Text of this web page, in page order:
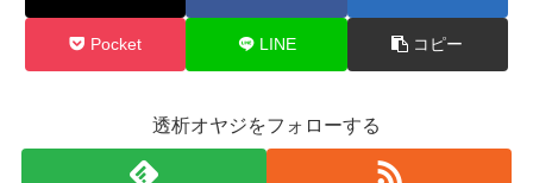
Pocket LINE コピー
透析オヤジをフォローする